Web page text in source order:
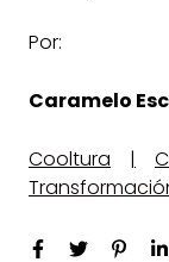
Por:
Caramelo
Cooltura